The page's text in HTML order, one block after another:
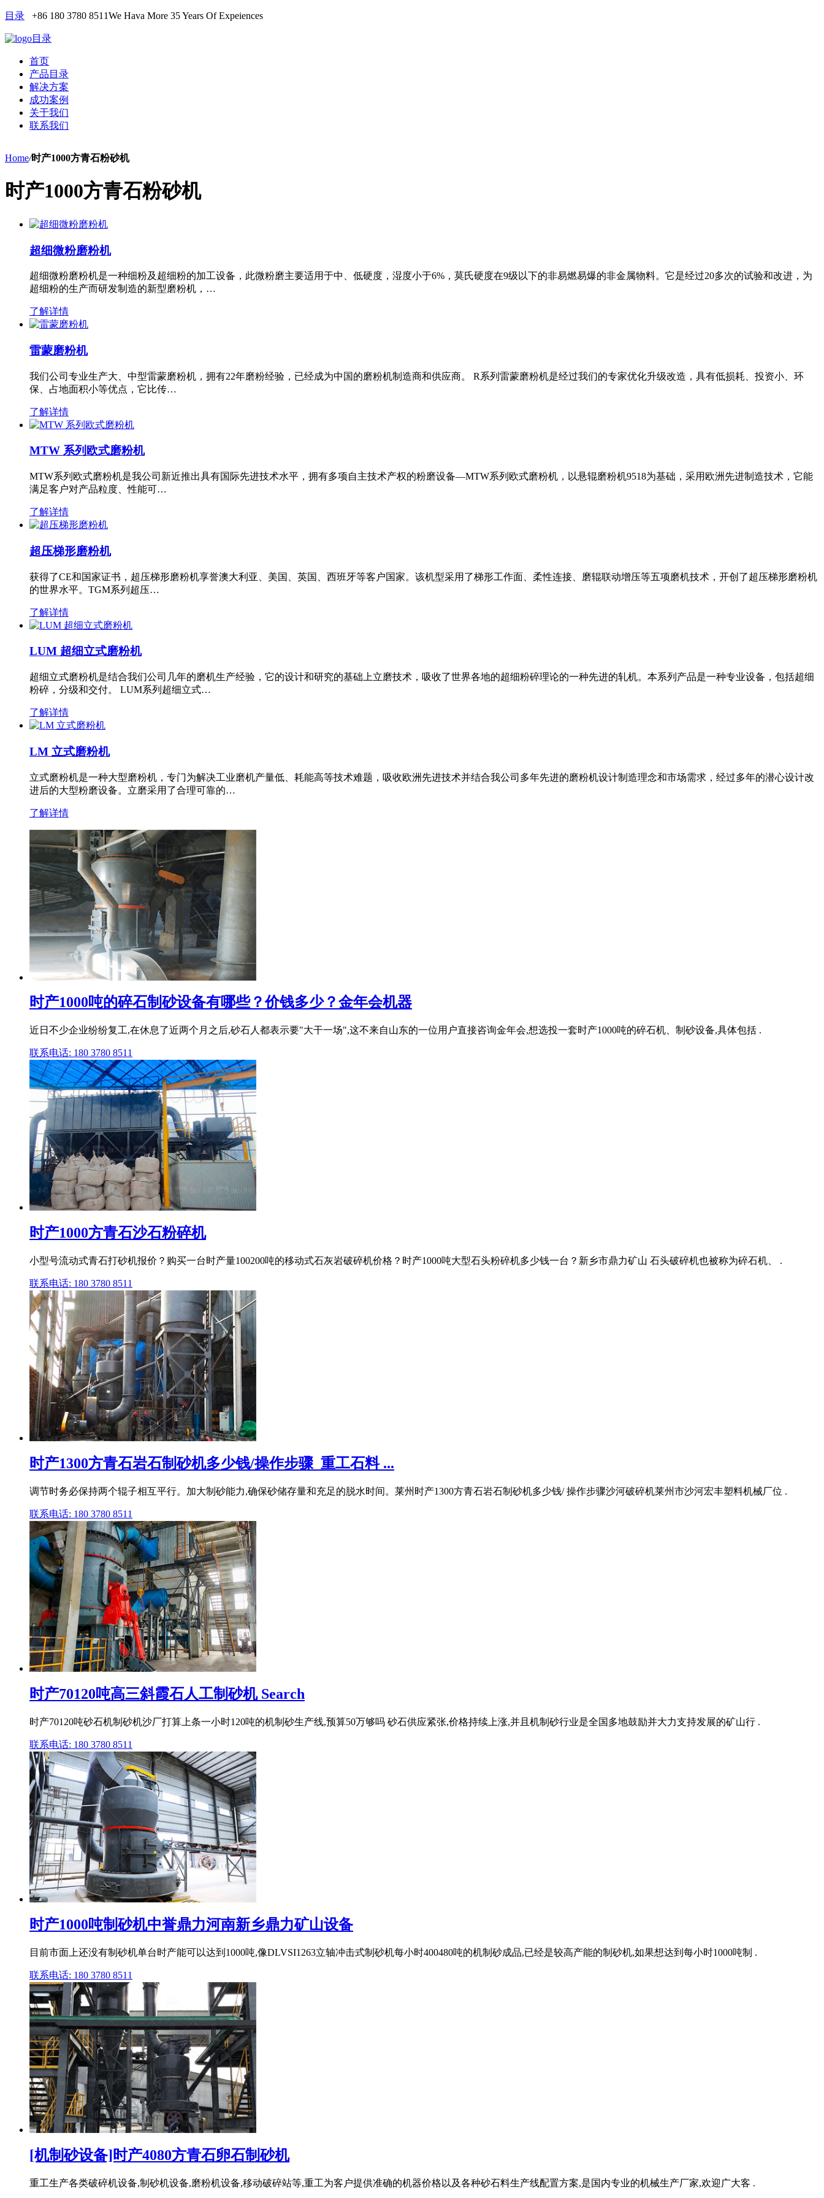
目录 +86 180 3780 8511We Hava More 35 Years Of Expeiences
目录
首页
产品目录
解决方案
成功案例
关于我们
联系我们
Home/时产1000方青石粉砂机
时产1000方青石粉砂机
超细微粉磨粉机
超细微粉磨粉机是一种细粉及超细粉的加工设备，此微粉磨主要适用于中、低硬度，湿度小于6%，莫氏硬度在9级以下的非易燃易爆的非金属物料。它是经过20多次的试验和改进，为
超细粉的生产而研发制造的新型磨粉机，…
了解详情
雷蒙磨粉机
我们公司专业生产大、中型雷蒙磨粉机，拥有22年磨粉经验，已经成为中国的磨粉机制造商和供应商。 R系列雷蒙磨粉机是经过我们的专家优化升级改造，具有低损耗、投资小、环
保、占地面积小等优点，它比传…
了解详情
MTW 系列欧式磨粉机
MTW系列欧式磨粉机是我公司新近推出具有国际先进技术水平，拥有多项自主技术产权的粉磨设备—MTW系列欧式磨粉机，以悬辊磨粉机9518为基础，采用欧洲先进制造技术，它能
满足客户对产品粒度、性能可…
了解详情
超压梯形磨粉机
获得了CE和国家证书，超压梯形磨粉机享誉澳大利亚、美国、英国、西班牙等客户国家。该机型采用了梯形工作面、柔性连接、磨辊联动增压等五项磨机技术，开创了超压梯形磨粉机
的世界水平。TGM系列超压…
了解详情
LUM 超细立式磨粉机
超细立式磨粉机是结合我们公司几年的磨机生产经验，它的设计和研究的基础上立磨技术，吸收了世界各地的超细粉碎理论的一种先进的轧机。本系列产品是一种专业设备，包括超细
粉碎，分级和交付。 LUM系列超细立式…
了解详情
LM 立式磨粉机
立式磨粉机是一种大型磨粉机，专门为解决工业磨机产量低、耗能高等技术难题，吸收欧洲先进技术并结合我公司多年先进的磨粉机设计制造理念和市场需求，经过多年的潜心设计改
进后的大型粉磨设备。立磨采用了合理可靠的…
了解详情
时产1000吨的碎石制砂设备有哪些？价钱多少？金年会机器
近日不少企业纷纷复工,在休息了近两个月之后,砂石人都表示要"大干一场",这不来自山东的一位用户直接咨询金年会,想选投一套时产1000吨的碎石机、制砂设备,具体包括 .
联系电话: 180 3780 8511
时产1000方青石沙石粉碎机
小型号流动式青石打砂机报价？购买一台时产量100200吨的移动式石灰岩破碎机价格？时产1000吨大型石头粉碎机多少钱一台？新乡市鼎力矿山 石头破碎机也被称为碎石机、 .
联系电话: 180 3780 8511
时产1300方青石岩石制砂机多少钱/操作步骤_重工石料 ...
调节时务必保持两个辊子相互平行。加大制砂能力,确保砂储存量和充足的脱水时间。莱州时产1300方青石岩石制砂机多少钱/ 操作步骤沙河破碎机莱州市沙河宏丰塑料机械厂位 .
联系电话: 180 3780 8511
时产70120吨高三斜霞石人工制砂机 Search
时产70120吨砂石机制砂机沙厂打算上条一小时120吨的机制砂生产线,预算50万够吗 砂石供应紧张,价格持续上涨,并且机制砂行业是全国多地鼓励并大力支持发展的矿山行 .
联系电话: 180 3780 8511
时产1000吨制砂机中誉鼎力河南新乡鼎力矿山设备
目前市面上还没有制砂机单台时产能可以达到1000吨,像DLVSI1263立轴冲击式制砂机每小时400480吨的机制砂成品,已经是较高产能的制砂机,如果想达到每小时1000吨制 .
联系电话: 180 3780 8511
[机制砂设备]时产4080方青石卵石制砂机
重工生产各类破碎机设备,制砂机设备,磨粉机设备,移动破碎站等,重工为客户提供准确的机器价格以及各种砂石料生产线配置方案,是国内专业的机械生产厂家,欢迎广大客 .